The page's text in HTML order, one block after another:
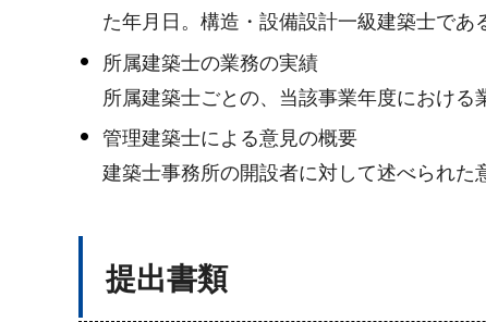
た年月日。構造・設備設計一級建築士であ
所属建築士の業務の実績
所属建築士ごとの、当該事業年度における
管理建築士による意見の概要
建築士事務所の開設者に対して述べられ
提出書類